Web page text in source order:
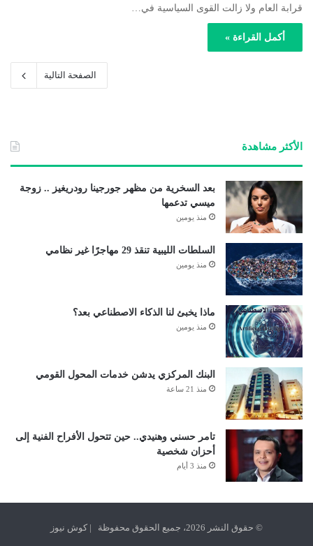
قرابة العام ولا زالت القوى السياسية في…
أكمل القراءة »
الصفحة التالية
الأكثر مشاهدة
بعد السخرية من مظهر جورجينا رودريغيز .. زوجة
ميسي تدعمها
منذ يومين
السلطات الليبية تنقذ 29 مهاجرًا غير نظامي
منذ يومين
ماذا يخبئ لنا الذكاء الاصطناعي بعد؟
منذ يومين
البنك المركزي يدشن خدمات المحول القومي
منذ 21 ساعة
تامر حسني وهنيدي.. حين تتحول الأفراح الفنية إلى
أحزان شخصية
منذ 3 أيام
© حقوق النشر 2026، جميع الحقوق محفوظة | كوش نيوز